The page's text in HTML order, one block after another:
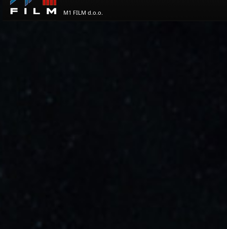
M1 FILM d.o.o.